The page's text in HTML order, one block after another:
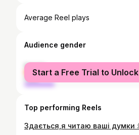
Average Reel plays
Audience gender
female
male
Start a Free Trial to Unlock
Top performing Reels